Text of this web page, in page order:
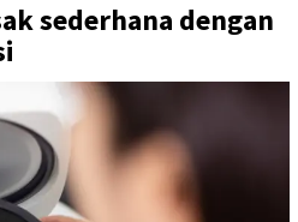
sederhana dengan